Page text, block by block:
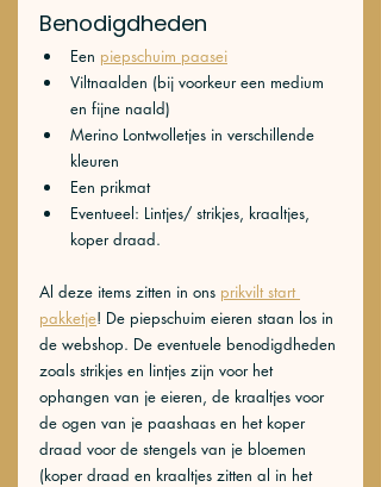
Benodigdheden
Een piepschuim paasei
Viltnaalden (bij voorkeur een medium
en fijne naald)
Merino Lontwolletjes in verschillende
kleuren
Een prikmat
Eventueel: Lintjes/ strikjes, kraaltjes,
koper draad.
Al deze items zitten in ons prikvilt start
pakketje! De piepschuim eieren staan los in
de webshop. De eventuele benodigdheden
zoals strikjes en lintjes zijn voor het
ophangen van je eieren, de kraaltjes voor
de ogen van je paashaas en het koper
draad voor de stengels van je bloemen
(koper draad en kraaltjes zitten al in het